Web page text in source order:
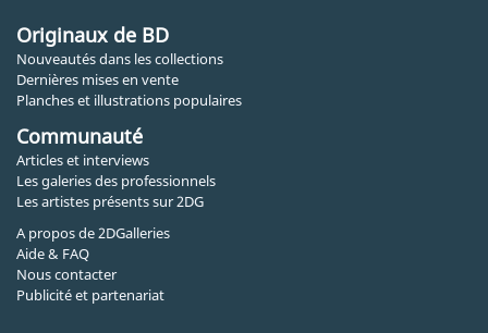
Originaux de BD
Nouveautés dans les collections
Dernières mises en vente
Planches et illustrations populaires
Communauté
Articles et interviews
Les galeries des professionnels
Les artistes présents sur 2DG
A propos de 2DGalleries
Aide & FAQ
Nous contacter
Publicité et partenariat